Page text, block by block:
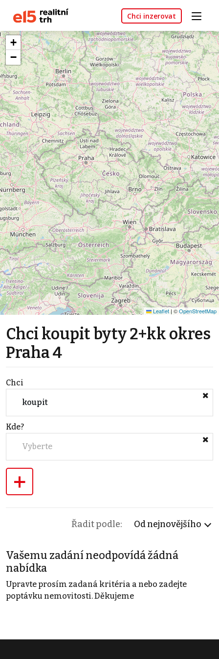
Chci inzerovat
+
−
Leaflet | ©OpenStreetMap
Chci koupit byty 2+kk okres
Praha 4
Chci
koupit
Kde?
Vyberte
+
Řadit podle: Od nejnovějšího
Vašemu zadání neodpovídá žádná
nabídka
Upravte prosím zadaná kritéria a nebo zadejte
poptávku nemovitosti. Děkujeme